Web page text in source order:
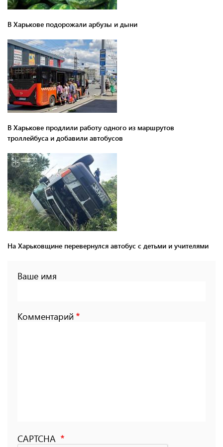
В Харькове подорожали арбузы и дыни
В Харькове продлили работу одного из маршрутов
троллейбуса и добавили автобусов
На Харьковщине перевернулся автобус с детьми и учителями
Ваше имя
Комментарий
CAPTCHA